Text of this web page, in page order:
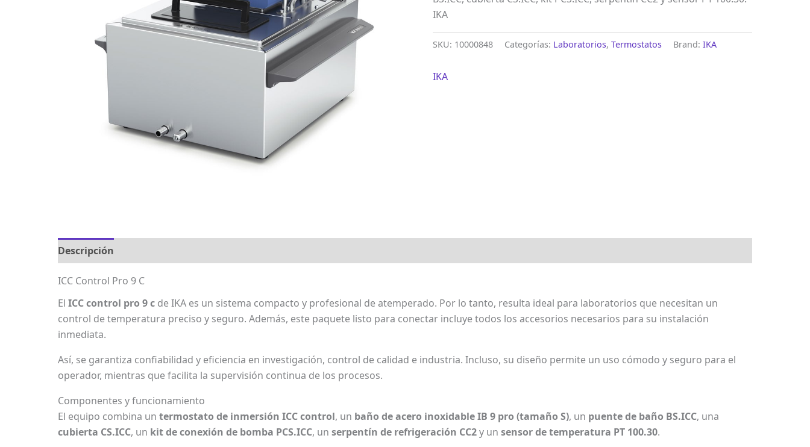
IKA
SKU: 10000848 Categorías: Laboratorios,Termostatos Brand:IKA
IKA
Descripción
ICC Control Pro 9 C
El ICC control pro 9 c de IKA es un sistema compacto y profesional de atemperado. Por lo tanto, resulta ideal para laboratorios que necesitan un
control de temperatura preciso y seguro. Además, este paquete listo para conectar incluye todos los accesorios necesarios para su instalación
inmediata.
Así, se garantiza confiabilidad y eficiencia en investigación, control de calidad e industria. Incluso, su diseño permite un uso cómodo y seguro para el
operador, mientras que facilita la supervisión continua de los procesos.
Componentes y funcionamiento
El equipo combina un termostato de inmersión ICC control, un baño de acero inoxidable IB 9 pro (tamaño S), un puente de baño BS.ICC, una
cubierta CS.ICC, un kit de conexión de bomba PCS.ICC, un serpentín de refrigeración CC2y un sensor de temperatura PT 100.30.